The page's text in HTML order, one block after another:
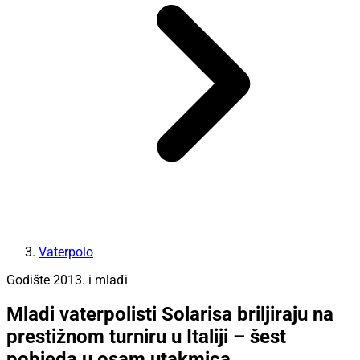
Vaterpolo
Godište 2013. i mlađi
Mladi vaterpolisti Solarisa briljiraju na
prestižnom turniru u Italiji – šest